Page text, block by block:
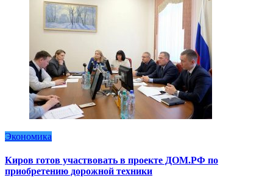
Экономика
Киров готов участвовать в проекте ДОМ.РФ по
приобретению дорожной техники